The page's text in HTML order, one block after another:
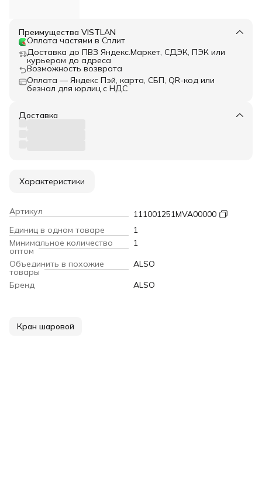
Преимущества VISTLAN
Оплата частями в Сплит
Доставка до ПВЗ Яндекс.Маркет, СДЭК, ПЭК или
курьером до адреса
Возможность возврата
Оплата — Яндекс Пэй, карта, СБП, QR-код или
безнал для юрлиц с НДС
Доставка
Характеристики
Артикул
111001251MVA00000
Единиц в одном товаре
1
Минимальное количество
оптом
1
Объединить в похожие
товары
ALSO
Бренд
ALSO
Кран шаровой